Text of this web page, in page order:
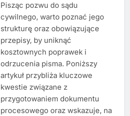
Pisząc pozwu do sądu
cywilnego, warto poznać jego
strukturę oraz obowiązujące
przepisy, by uniknąć
kosztownych poprawek i
odrzucenia pisma. Poniższy
artykuł przybliża kluczowe
kwestie związane z
przygotowaniem dokumentu
procesowego oraz wskazuje, na